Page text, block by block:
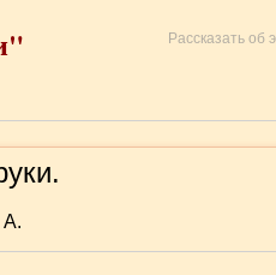
Рассказать об
А.